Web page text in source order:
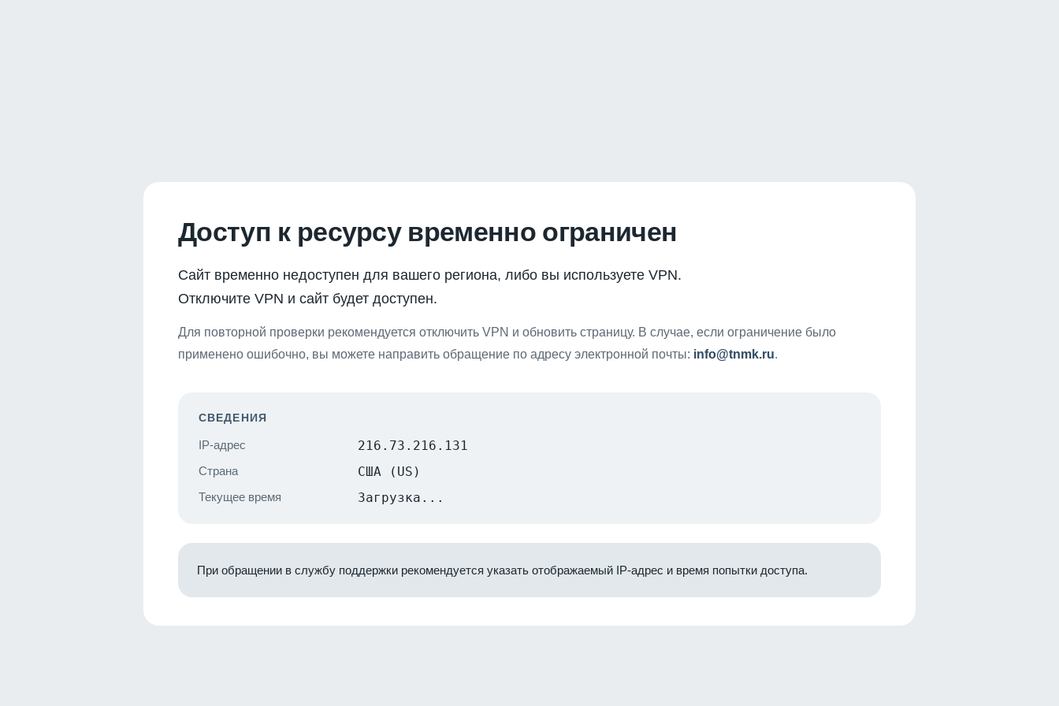
Доступ к ресурсу временно ограничен
Сайт временно недоступен для вашего региона, либо вы используете VPN.
Отключите VPN и сайт будет доступен.
Для повторной проверки рекомендуется отключить VPN и обновить страницу. В случае, если ограничение было
применено ошибочно, вы можете направить обращение по адресу электронной почты: info@tnmk.ru.
СВЕДЕНИЯ
IP-адрес 216.73.216.131
Страна США (US)
Текущее время Загрузка...
При обращении в службу поддержки рекомендуется указать отображаемый IP-адрес и время попытки доступа.